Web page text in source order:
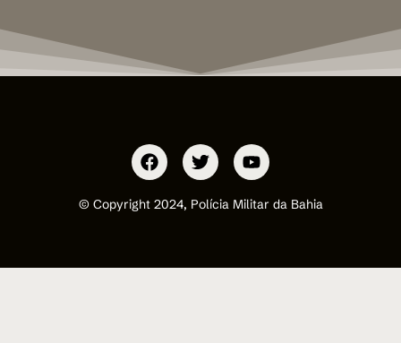
© Copyright 2024, Polícia Militar da Bahia